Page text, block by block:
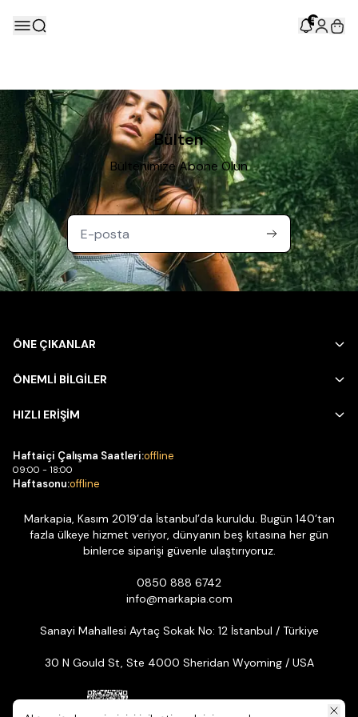
5
Bülten
Bültenimize Abone Olun
ÖNE ÇIKANLAR
ÖNEMLİ BİLGİLER
HIZLI ERİŞİM
Haftaiçi Çalışma Saatleri:offline
09:00 - 18:00
Haftasonu:offline
Markapia, Kasım 2019’da İstanbul’da kuruldu. Bugün 140’tan
fazla ülkeye hizmet veriyor, dünyanın beş kıtasına her gün
binlerce siparişi güvenle ulaştırıyoruz.
0850 888 6742
info@markapia.com
Sanayi Mahallesi Aytaç Sokak No: 12 İstanbul / Türkiye
30 N Gould St, Ste 4000 Sheridan Wyoming / USA